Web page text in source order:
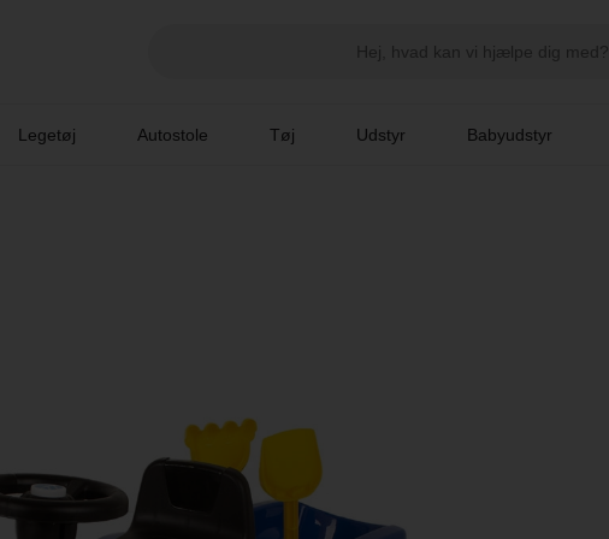
Legetøj Autostole Tøj Udstyr Babyudstyr